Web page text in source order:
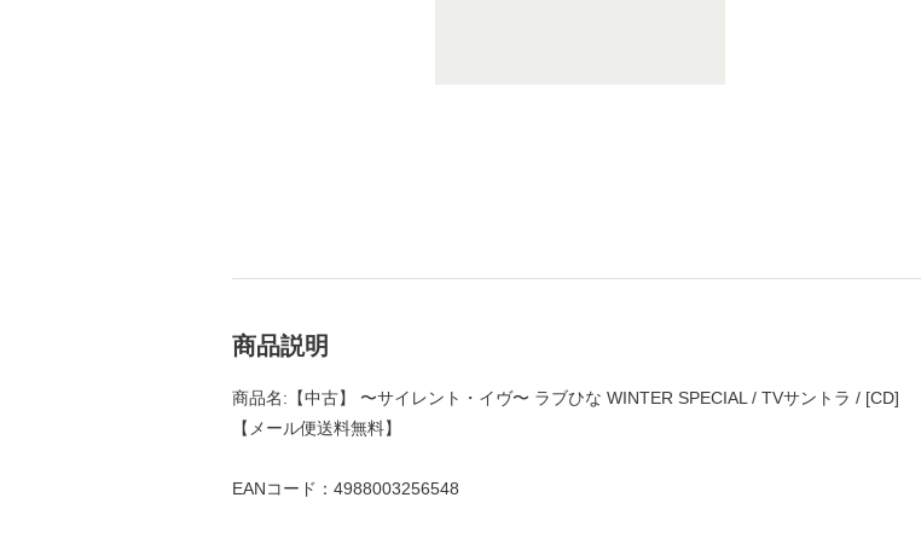
商品説明
商品名:【中古】 〜サイレント・イヴ〜 ラブひな WINTER SPECIAL / TVサントラ / [CD]
【メール便送料無料】
EANコード：4988003256548